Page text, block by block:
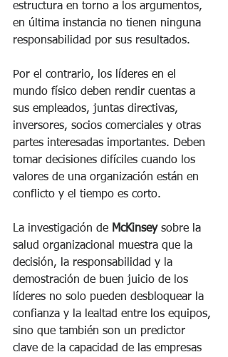
estructura en torno a los argumentos,
en última instancia no tienen ninguna
responsabilidad por sus resultados.
Por el contrario, los líderes en el
mundo físico deben rendir cuentas a
sus empleados, juntas directivas,
inversores, socios comerciales y otras
partes interesadas importantes. Deben
tomar decisiones difíciles cuando los
valores de una organización están en
conflicto y el tiempo es corto.
La investigación de McKinsey sobre la
salud organizacional muestra que la
decisión, la responsabilidad y la
demostración de buen juicio de los
líderes no solo pueden desbloquear la
confianza y la lealtad entre los equipos,
sino que también son un predictor
clave de la capacidad de las empresas